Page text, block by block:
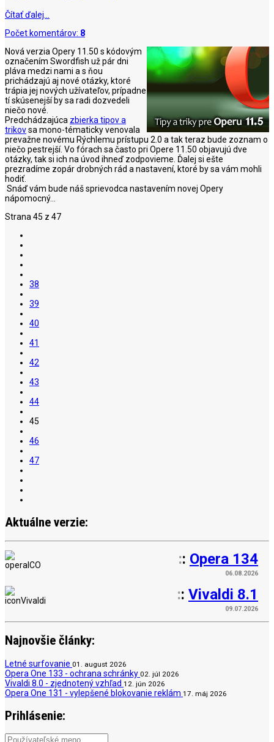
Čítať ďalej…
Počet komentárov: 8
Nová verzia Opery 11.50 s kódovým
označením Swordfish už pár dni
pláva medzi nami a s ňou
prichádzajú aj nové otázky, ktoré
trápia jej nových užívateľov, prípadne
tí skúsenejší by sa radi dozvedeli
niečo nové.
Predchádzajúca zbierka tipov a
trikovsa mono-tématicky venovala
prevažne novému Rýchlemu prístupu 2.0 a tak teraz bude zoznam o
niečo pestrejší. Vo fórach sa často pri Opere 11.50 objavujú dve
otázky, tak si ich na úvod ihneď zodpovieme. Ďalej si ešte
prezradíme zopár drobných rád a nastavení, ktoré by sa vám mohli
hodiť.
Snáď vám bude náš sprievodca nastavením novej Opery
nápomocný...
Strana 45 z 47
38
39
40
41
42
43
44
45
46
47
Aktuálne verzie:
:: Opera 134
06.08.2026
:: Vivaldi 8.1
09.07.2026
Najnovšie články:
Letné surfovanie 01. august 2026
Opera One 133 - ochrana schránky 02. júl 2026
Vivaldi 8.0 - zjednotený vzhľad 12. jún 2026
Opera One 131 - vylepšené blokovanie reklám 17. máj 2026
Prihlásenie: